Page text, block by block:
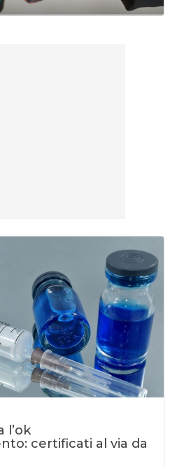
l’ok
certificati al via da